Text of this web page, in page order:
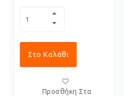
Στο Καλάθι
Προσθήκη Στα